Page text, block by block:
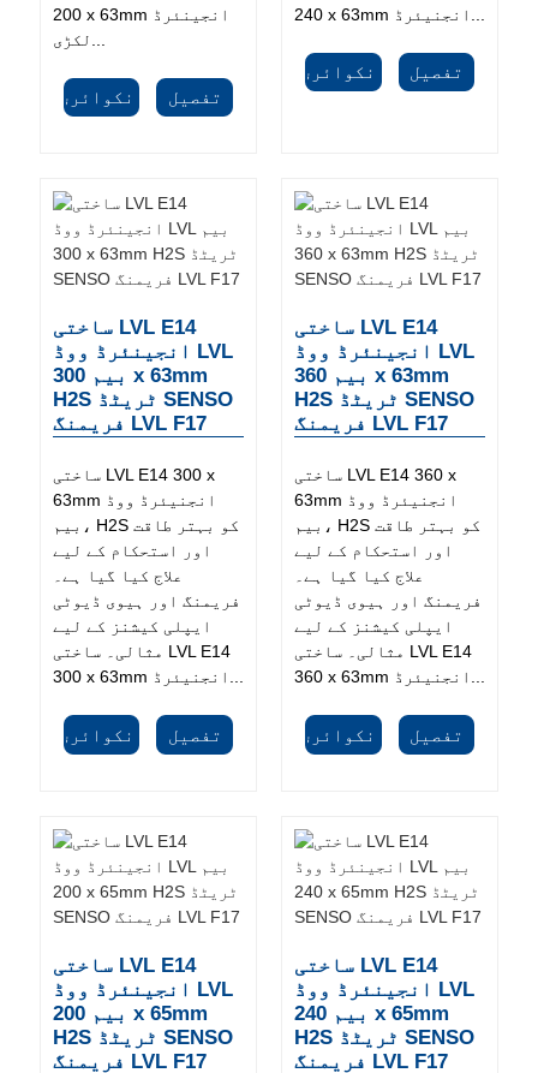
200 x 63mm انجینئرڈ
انکوائری تفصیل
انکوائری تفصیل
ساختی LVL E14
انجینئرڈ ووڈ LVL
بیم 300 x 63mm
H2S ٹریٹڈ SENSO
فریمنگ LVL F17
ساختی LVL E14 300 x
63mm انجنیئرڈ ووڈ
بیم، H2S کو بہتر طاقت
اور استحکام کے لیے
علاج کیا گیا ہے۔
فریمنگ اور ہیوی ڈیوٹی
ایپلی کیشنز کے لیے
مثالی۔ ساختی LVL E14
انکوائری تفصیل
ساختی LVL E14
انجینئرڈ ووڈ LVL
بیم 360 x 63mm
H2S ٹریٹڈ SENSO
فریمنگ LVL F17
ساختی LVL E14 360 x
63mm انجنیئرڈ ووڈ
بیم، H2S کو بہتر طاقت
اور استحکام کے لیے
علاج کیا گیا ہے۔
فریمنگ اور ہیوی ڈیوٹی
ایپلی کیشنز کے لیے
مثالی۔ ساختی LVL E14
انکوائری تفصیل
ساختی LVL E14
انجینئرڈ ووڈ LVL
بیم 200 x 65mm
H2S ٹریٹڈ SENSO
فریمنگ LVL F17
ساختی LVL E14
انجینئرڈ ووڈ LVL
بیم 240 x 65mm
H2S ٹریٹڈ SENSO
فریمنگ LVL F17